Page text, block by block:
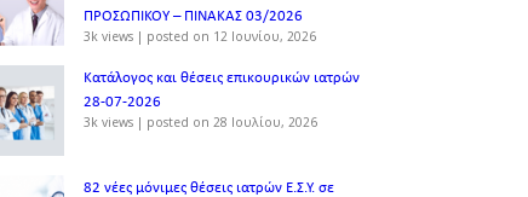
ΠΡΟΣΩΠΙΚΟΥ – ΠΙΝΑΚΑΣ 03/2026
3k views | posted on 12 Ιουνίου, 2026
Κατάλογος και θέσεις επικουρικών ιατρών
28-07-2026
3k views | posted on 28 Ιουλίου, 2026
82 νέες μόνιμες θέσεις ιατρών Ε.Σ.Υ. σε